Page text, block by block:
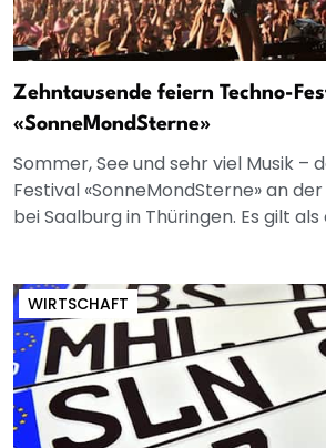
Zehntausende feiern Techno-
«SonneMondSterne»
Sommer, See und sehr viel Musik –
Festival «SonneMondSterne» an
bei Saalburg in Thüringen. Es gilt als
WIRTSCHAFT